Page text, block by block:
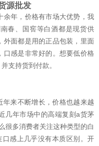
源批发
余年，价格有市场大优势，我
春、国窖等白酒都是现货供
外面都是用的正品包装，里面
口感是非常好的。想要低价格
支持货到付款。
来不断增长，价格也越来越
几年市场中的高端复刻a货茅
很多消费者关注这种类型的白
感上几乎没有本质区别。开